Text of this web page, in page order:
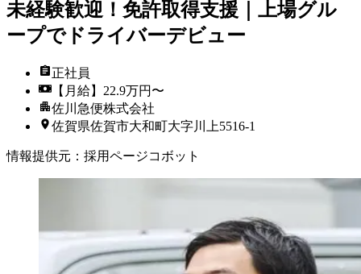
未経験歓迎！免許取得支援｜上場グル
ープでドライバーデビュー
正社員
【月給】22.9万円〜
佐川急便株式会社
佐賀県佐賀市大和町大字川上5516-1
情報提供元 ： 採用ページコボット